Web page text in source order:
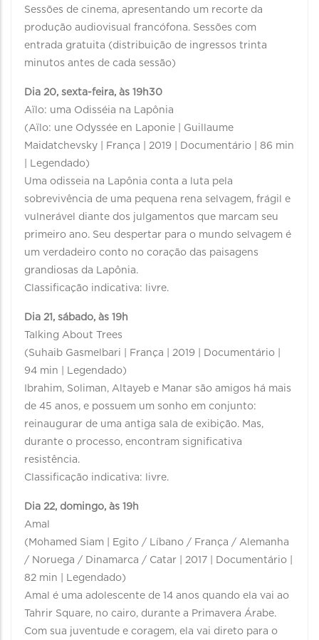
Sessões de cinema, apresentando um recorte da
produção audiovisual francófona. Sessões com
entrada gratuita (distribuição de ingressos trinta
minutos antes de cada sessão)
Dia 20, sexta-feira, às 19h30
Aïlo: uma Odisséia na Lapônia
(Aïlo: une Odyssée en Laponie | Guillaume
Maidatchevsky | França | 2019 | Documentário | 86 min
| Legendado)
Uma odisseia na Lapônia conta a luta pela
sobrevivência de uma pequena rena selvagem, frágil e
vulnerável diante dos julgamentos que marcam seu
primeiro ano. Seu despertar para o mundo selvagem é
um verdadeiro conto no coração das paisagens
grandiosas da Lapônia.
Classificação indicativa: livre.
Dia 21, sábado, às 19h
Talking About Trees
(Suhaib Gasmelbari | França | 2019 | Documentário |
94 min | Legendado)
Ibrahim, Soliman, Altayeb e Manar são amigos há mais
de 45 anos, e possuem um sonho em conjunto:
reinaugurar de uma antiga sala de exibição. Mas,
durante o processo, encontram significativa
resistência.
Classificação indicativa: livre.
Dia 22, domingo, às 19h
Amal
(Mohamed Siam | Egito / Líbano / França / Alemanha
/ Noruega / Dinamarca / Catar | 2017 | Documentário |
82 min | Legendado)
Amal é uma adolescente de 14 anos quando ela vai ao
Tahrir Square, no cairo, durante a Primavera Árabe.
Com sua juventude e coragem, ela vai direto para o